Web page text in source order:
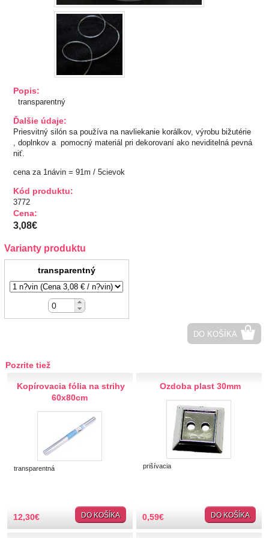
TIPY NA DARČEKY
Bižutérny kútik
Burda strihy
Doplnky
Gombíky
Guma
Ihly a špendlíky
Krajky
Látky-metráž
Nášivky a Nažehlovačky
Perie, pierka, perá
Popis:
transparentný
Ďalšie údaje:
Priesvitný silón sa používa na navliekanie korálkov, výrobu bižutérie
, doplnkov a pomocný materiál pri dekorovaní ako neviditelná pevná
niť.
cena za 1návin = 91m / 5cievok
Kód produktu:
3772
Cena:
3,08€
Varianty produktu
transparentný
DO KOŠÍKA
Pozrite tiež
Kopírovacia fólia na strihy
60x80cm
transparentná
12,30€ DO KOŠÍKA
Ozdoba plast 30mm
prišívacia
0,59€ DO KOŠÍKA